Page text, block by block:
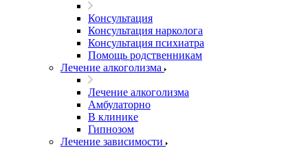
Консультация
Консультация нарколога
Консультация психиатра
Помощь родственникам
Лечение алкоголизма
Лечение алкоголизма
Амбулаторно
В клинике
Гипнозом
Лечение зависимости